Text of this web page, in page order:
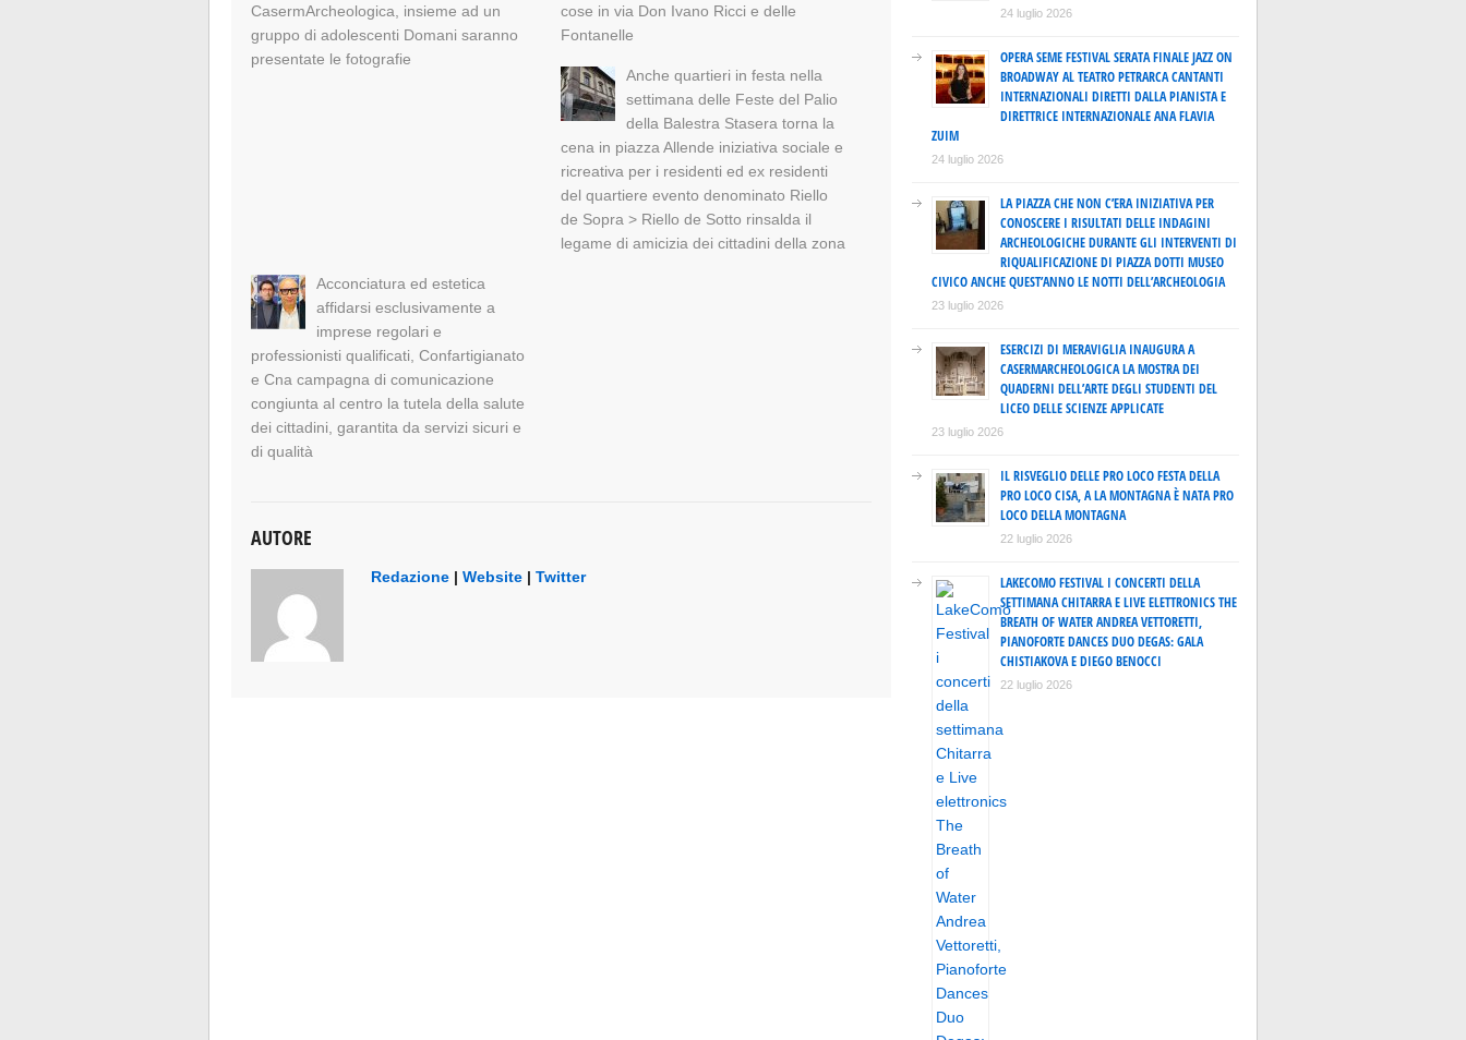
CasermArcheologica, insieme ad un
gruppo di adolescenti Domani saranno
presentate le fotografie
cose in via Don Ivano Ricci e delle
Fontanelle
Anche quartieri in festa nella
settimana delle Feste del Palio
della Balestra Stasera torna la
cena in piazza Allende iniziativa sociale e
ricreativa per i residenti ed ex residenti
del quartiere evento denominato Riello
de Sopra > Riello de Sotto rinsalda il
legame di amicizia dei cittadini della zona
Acconciatura ed estetica
affidarsi esclusivamente a
imprese regolari e
professionisti qualificati, Confartigianato
e Cna campagna di comunicazione
congiunta al centro la tutela della salute
dei cittadini, garantita da servizi sicuri e
di qualità
AUTORE
Redazione |Website |Twitter
24 luglio 2026
OPERA SEME FESTIVAL SERATA FINALE JAZZ ON
BROADWAY AL TEATRO PETRARCA CANTANTI
INTERNAZIONALI DIRETTI DALLA PIANISTA E
DIRETTRICE INTERNAZIONALE ANA FLAVIA
ZUIM
24 luglio 2026
LA PIAZZA CHE NON C’ERA INIZIATIVA PER
CONOSCERE I RISULTATI DELLE INDAGINI
ARCHEOLOGICHE DURANTE GLI INTERVENTI DI
RIQUALIFICAZIONE DI PIAZZA DOTTI MUSEO
CIVICO ANCHE QUEST’ANNO LE NOTTI DELL’ARCHEOLOGIA
23 luglio 2026
ESERCIZI DI MERAVIGLIA INAUGURA A
CASERMARCHEOLOGICA LA MOSTRA DEI
QUADERNI DELL’ARTE DEGLI STUDENTI DEL
LICEO DELLE SCIENZE APPLICATE
23 luglio 2026
IL RISVEGLIO DELLE PRO LOCO FESTA DELLA
PRO LOCO CISA, A LA MONTAGNA È NATA PRO
LOCO DELLA MONTAGNA
22 luglio 2026
LAKECOMO FESTIVAL I CONCERTI DELLA
SETTIMANA CHITARRA E LIVE ELETTRONICS THE
BREATH OF WATER ANDREA VETTORETTI,
PIANOFORTE DANCES DUO DEGAS: GALA
CHISTIAKOVA E DIEGO BENOCCI
22 luglio 2026